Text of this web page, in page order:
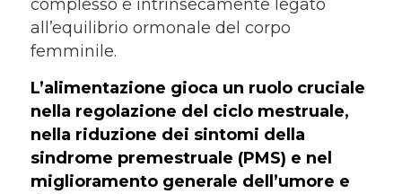
complesso e intrinsecamente legato
all’equilibrio ormonale del corpo
femminile.
L’alimentazione gioca un ruolo cruciale
nella regolazione del ciclo mestruale,
nella riduzione dei sintomi della
sindrome premestruale (PMS) e nel
miglioramento generale dell’umore e